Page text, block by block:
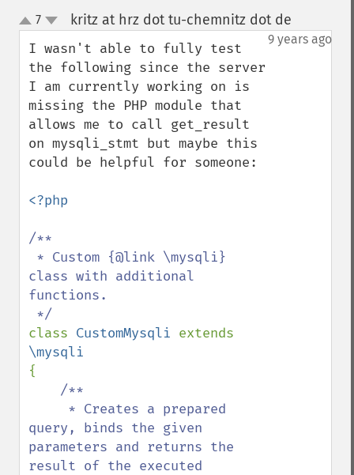
up
down
7 kritz at hrz dot tu-chemnitz dot de
9 years ago
I wasn't able to fully test
the following since the server
I am currently working on is
missing the PHP module that
allows me to call get_result
on mysqli_stmt but maybe this
could be helpful for someone:
<?php
/**
class with additional
functions.
class CustomMysqli
{
/**
query, binds the given
parameters and returns the
result of the executed